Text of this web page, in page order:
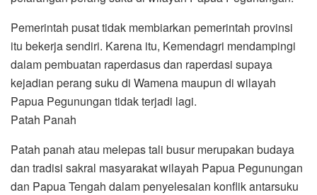
Pemerintah pusat tidak membiarkan pemerintah provinsi
itu bekerja sendiri. Karena itu, Kemendagri mendampingi
dalam pembuatan raperdasus dan raperdasi supaya
kejadian perang suku di Wamena maupun di wilayah
Papua Pegunungan tidak terjadi lagi.
Patah Panah
Patah panah atau melepas tali busur merupakan budaya
dan tradisi sakral masyarakat wilayah Papua Pegunungan
dan Papua Tengah dalam penyelesaian konflik antarsuku